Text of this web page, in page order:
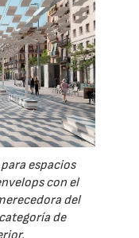
espacios
con el
del
de